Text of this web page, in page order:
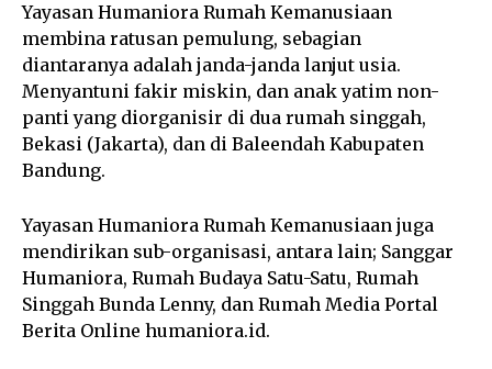
Yayasan Humaniora Rumah Kemanusiaan
membina ratusan pemulung, sebagian
diantaranya adalah janda-janda lanjut usia.
Menyantuni fakir miskin, dan anak yatim non-
panti yang diorganisir di dua rumah singgah,
Bekasi (Jakarta), dan di Baleendah Kabupaten
Bandung.
Yayasan Humaniora Rumah Kemanusiaan juga
mendirikan sub-organisasi, antara lain; Sanggar
Humaniora, Rumah Budaya Satu-Satu, Rumah
Singgah Bunda Lenny, dan Rumah Media Portal
Berita Online humaniora.id.